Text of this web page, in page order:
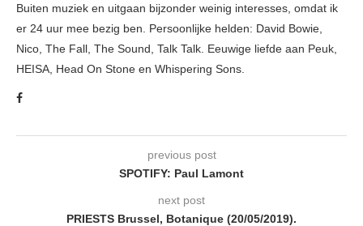
Buiten muziek en uitgaan bijzonder weinig interesses, omdat ik
er 24 uur mee bezig ben. Persoonlijke helden: David Bowie,
Nico, The Fall, The Sound, Talk Talk. Eeuwige liefde aan Peuk,
HEISA, Head On Stone en Whispering Sons.
previous post
SPOTIFY: Paul Lamont
next post
PRIESTS Brussel, Botanique (20/05/2019).